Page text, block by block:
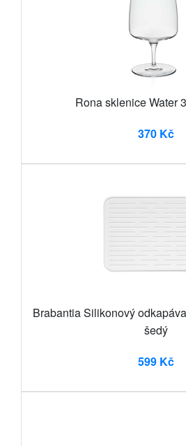
Rona sklenice Water
370 Kč
Brabantia Silikonový
šedý
599 Kč